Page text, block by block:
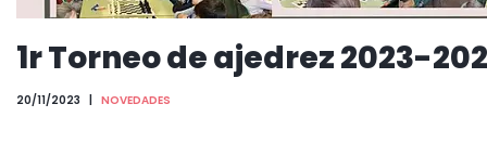
1r Torneo de ajedrez 2023-
20/11/2023 NOVEDADES